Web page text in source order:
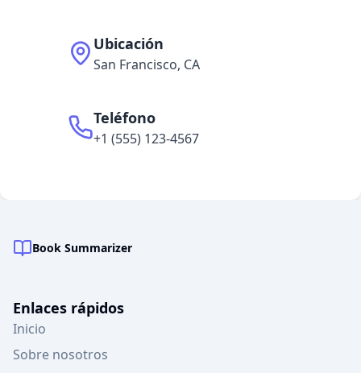
Ubicación
San Francisco, CA
Teléfono
+1 (555) 123-4567
Book Summarizer
Enlaces rápidos
Inicio
Sobre nosotros